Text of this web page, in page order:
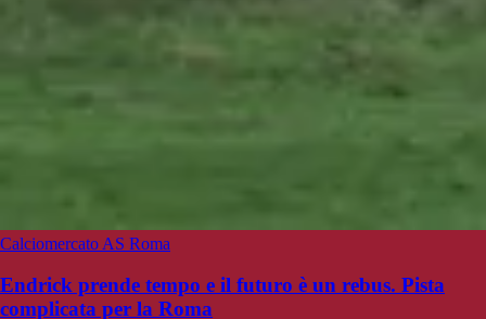
Calciomercato AS Roma
Endrick prende tempo e il futuro è un rebus. Pista
complicata per la Roma